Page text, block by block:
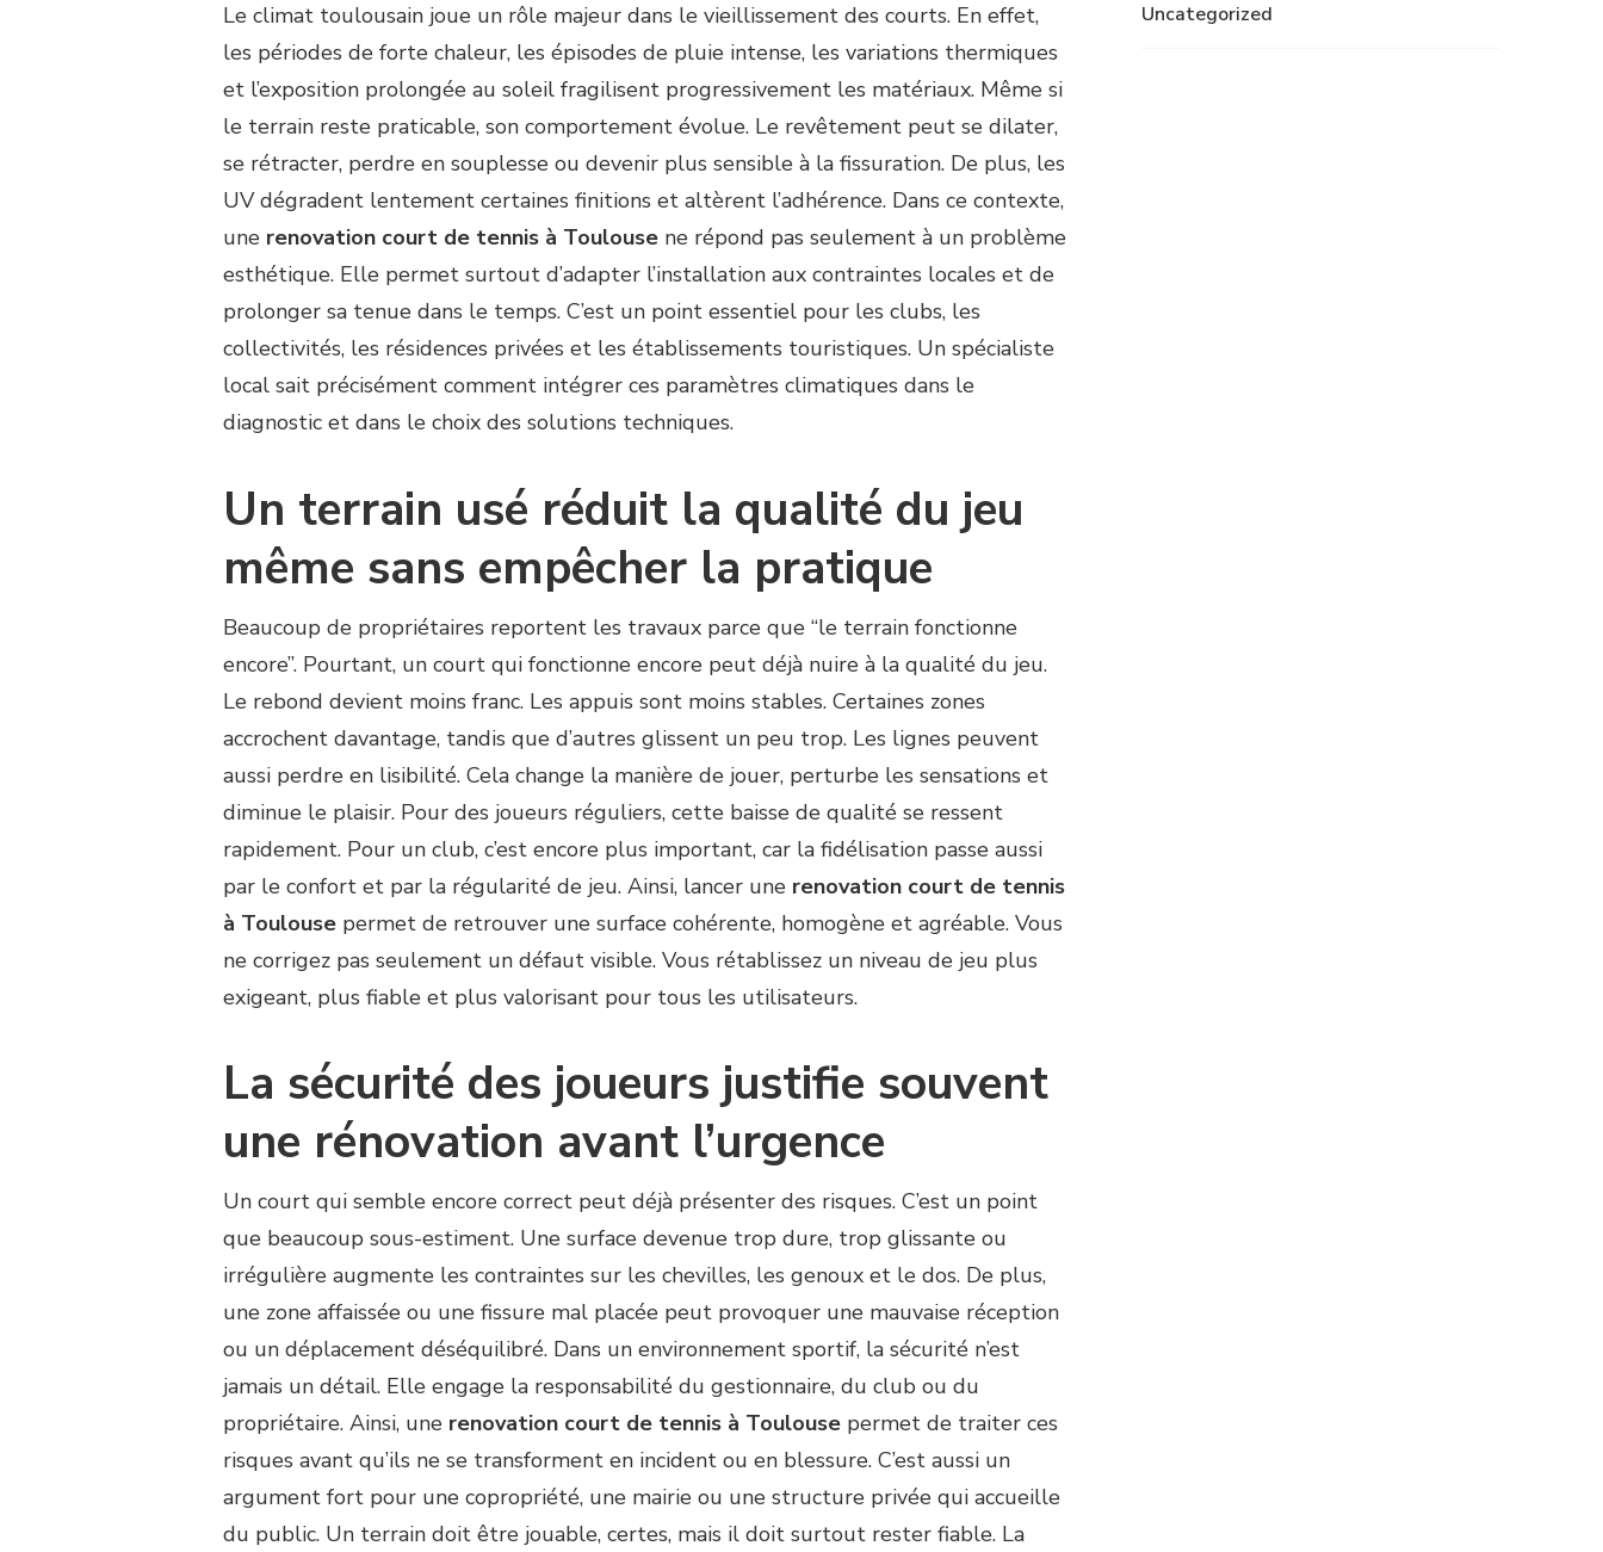
Le climat toulousain joue un rôle majeur dans le vieillissement des courts. En effet,
les périodes de forte chaleur, les épisodes de pluie intense, les variations thermiques
et l’exposition prolongée au soleil fragilisent progressivement les matériaux. Même si
le terrain reste praticable, son comportement évolue. Le revêtement peut se dilater,
se rétracter, perdre en souplesse ou devenir plus sensible à la fissuration. De plus, les
UV dégradent lentement certaines finitions et altèrent l’adhérence. Dans ce contexte,
une renovation court de tennis à Toulouse ne répond pas seulement à un problème
esthétique. Elle permet surtout d’adapter l’installation aux contraintes locales et de
prolonger sa tenue dans le temps. C’est un point essentiel pour les clubs, les
collectivités, les résidences privées et les établissements touristiques. Un spécialiste
local sait précisément comment intégrer ces paramètres climatiques dans le
diagnostic et dans le choix des solutions techniques.
Un terrain usé réduit la qualité du jeu
même sans empêcher la pratique
Beaucoup de propriétaires reportent les travaux parce que “le terrain fonctionne
encore”. Pourtant, un court qui fonctionne encore peut déjà nuire à la qualité du jeu.
Le rebond devient moins franc. Les appuis sont moins stables. Certaines zones
accrochent davantage, tandis que d’autres glissent un peu trop. Les lignes peuvent
aussi perdre en lisibilité. Cela change la manière de jouer, perturbe les sensations et
diminue le plaisir. Pour des joueurs réguliers, cette baisse de qualité se ressent
rapidement. Pour un club, c’est encore plus important, car la fidélisation passe aussi
par le confort et par la régularité de jeu. Ainsi, lancer une renovation court de tennis
à Toulouse permet de retrouver une surface cohérente, homogène et agréable. Vous
ne corrigez pas seulement un défaut visible. Vous rétablissez un niveau de jeu plus
exigeant, plus fiable et plus valorisant pour tous les utilisateurs.
La sécurité des joueurs justifie souvent
une rénovation avant l’urgence
Un court qui semble encore correct peut déjà présenter des risques. C’est un point
que beaucoup sous-estiment. Une surface devenue trop dure, trop glissante ou
irrégulière augmente les contraintes sur les chevilles, les genoux et le dos. De plus,
une zone affaissée ou une fissure mal placée peut provoquer une mauvaise réception
ou un déplacement déséquilibré. Dans un environnement sportif, la sécurité n’est
jamais un détail. Elle engage la responsabilité du gestionnaire, du club ou du
propriétaire. Ainsi, une renovation court de tennis à Toulouse permet de traiter ces
risques avant qu’ils ne se transforment en incident ou en blessure. C’est aussi un
argument fort pour une copropriété, une mairie ou une structure privée qui accueille
du public. Un terrain doit être jouable, certes, mais il doit surtout rester fiable. La
Uncategorized